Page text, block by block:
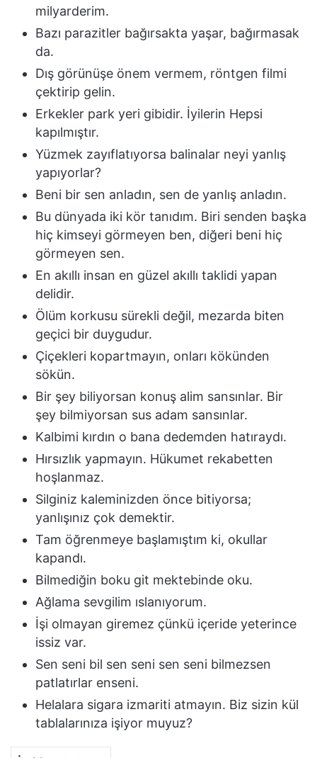
milyarderim.
Bazı parazitler bağırsakta yaşar, bağırmasak
da.
Dış görünüşe önem vermem, röntgen filmi
çektirip gelin.
Erkekler park yeri gibidir. İyilerin Hepsi
kapılmıştır.
Yüzmek zayıflatıyorsa balinalar neyi yanlış
yapıyorlar?
Beni bir sen anladın, sen de yanlış anladın.
Bu dünyada iki kör tanıdım. Biri senden başka
hiç kimseyi görmeyen ben, diğeri beni hiç
görmeyen sen.
En akıllı insan en güzel akıllı taklidi yapan
delidir.
Ölüm korkusu sürekli değil, mezarda biten
geçici bir duygudur.
Çiçekleri kopartmayın, onları kökünden
sökün.
Bir şey biliyorsan konuş alim sansınlar. Bir
şey bilmiyorsan sus adam sansınlar.
Kalbimi kırdın o bana dedemden hatıraydı.
Hırsızlık yapmayın. Hükumet rekabetten
hoşlanmaz.
Silginiz kaleminizden önce bitiyorsa;
yanlışınız çok demektir.
Tam öğrenmeye başlamıştım ki, okullar
kapandı.
Bilmediğin boku git mektebinde oku.
Ağlama sevgilim ıslanıyorum.
İşi olmayan giremez çünkü içeride yeterince
issiz var.
Sen seni bil sen seni sen seni bilmezsen
patlatırlar enseni.
Helalara sigara izmariti atmayın. Biz sizin kül
tablalarınıza işiyor muyuz?